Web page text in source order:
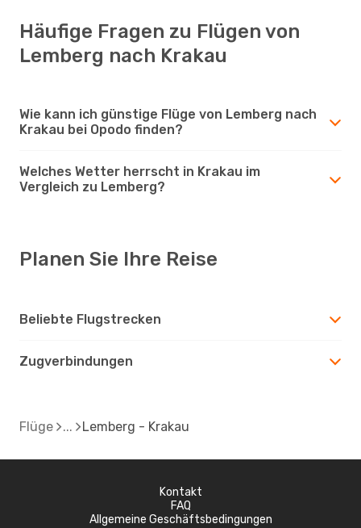
Häufige Fragen zu Flügen von
Lemberg nach Krakau
Wie kann ich günstige Flüge von Lemberg nach
Krakau bei Opodo finden?
Welches Wetter herrscht in Krakau im
Vergleich zu Lemberg?
Planen Sie Ihre Reise
Beliebte Flugstrecken
Zugverbindungen
Flüge Lemberg - Krakau
Kontakt
FAQ
Allgemeine Geschäftsbedingungen